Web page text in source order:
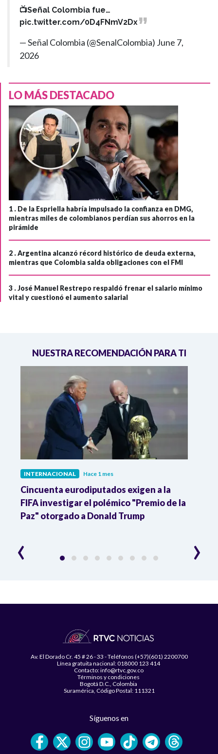
📺Señal Colombia fue…
pic.twitter.com/0D4FNmV2Dx
— Señal Colombia (@SenalColombia) June 7,
2026
LO MÁS DESTACADO
1 . De la Espriella habría impulsado la confianza en DMG,
mientras miles de colombianos perdían sus ahorros en la
pirámide
2 .Argentina alcanzó récord histórico de deuda externa,
mientras que Colombia salda obligaciones con el FMI
3 .José Manuel Restrepo respaldó frenar el salario mínimo
vital y cuestionó el aumento salarial
NUESTRA RECOMENDACIÓN PARA TI
INTERNACIONAL Hace 1 mes
Cincuenta eurodiputados exigen a la
FIFA investigar el polémico "Premio de la
Paz" otorgado a Donald Trump
‹ ›
Av. El Dorado Cr. 45 # 26 - 33 - Teléfonos (+57)(601) 2200700
Línea gratuita nacional: 018000 123 414
Contacto: info@rtvc.gov.co
Términos y condiciones
Bogotá D.C., Colombia
Suramérica, Código Postal: 111321
Síguenos en